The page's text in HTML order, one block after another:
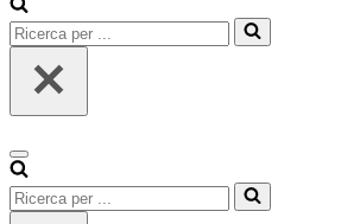
Ricerca
per
Menu
di
navigazione
Ricerca
per